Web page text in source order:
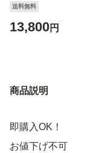
送料無料
13,800円
商品説明
即購入OK！
お値下げ不可